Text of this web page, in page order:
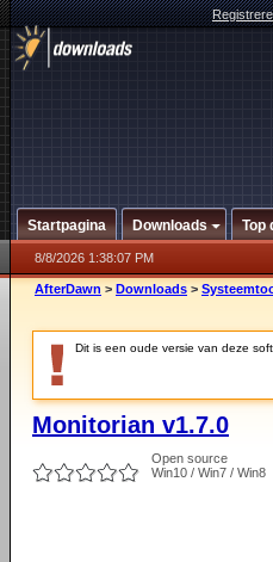
Startpagina Downloads Top
8/8/2026 1:38:07 PM
AfterDawn > Downloads >
Dit is een oude versie van deze
Monitorian v1.7.0
Open source
Win10 / Win7 / Win8